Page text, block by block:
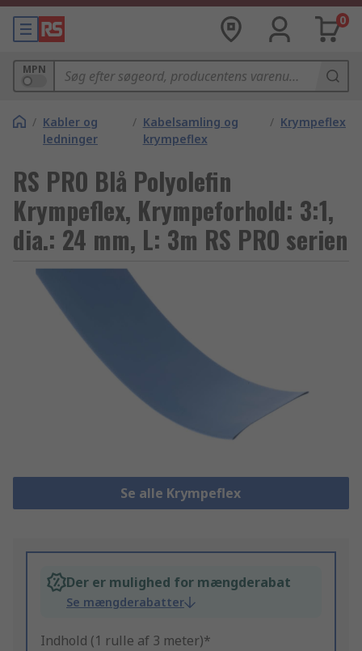
0
MPN
/ Kabler og
ledninger
/ Kabelsamling og
krympeflex
/ Krympeflex
RS PRO Blå Polyolefin
Krympeflex, Krympeforhold: 3:1,
dia.: 24 mm, L: 3m RS PRO serien
Se alle Krympeflex
Der er mulighed for mængderabat
Se mængderabatter
Indhold (1 rulle af 3 meter)*